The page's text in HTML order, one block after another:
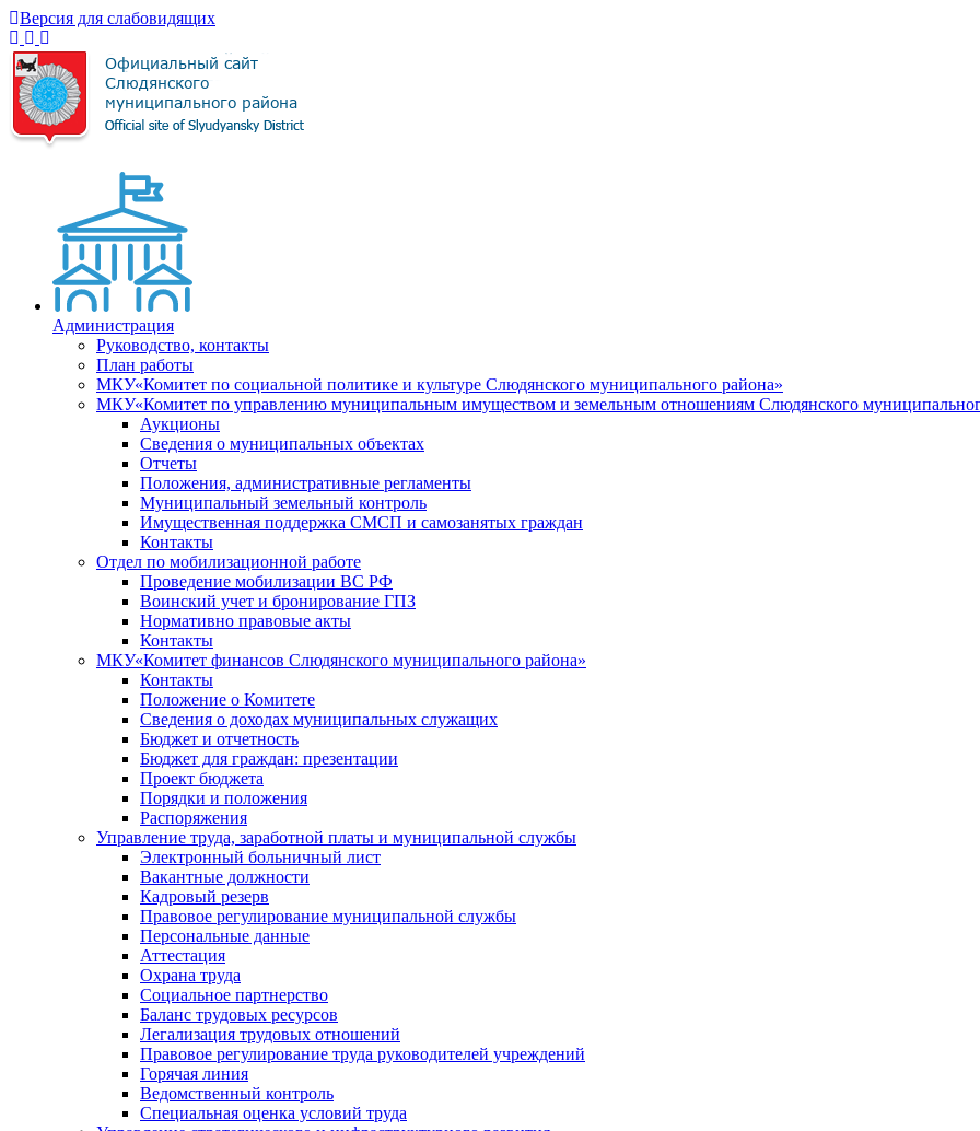
Версия для слабовидящих
Администрация
Руководство, контакты
План работы
МКУ«Комитет по социальной политике и культуре Слюдянского муниципального района»
МКУ«Комитет по управлению муниципальным имуществом и земельным отношениям Слюдянского
Аукционы
Сведения о муниципальных объектах
Отчеты
Положения, административные регламенты
Муниципальный земельный контроль
Имущественная поддержка СМСП и самозанятых граждан
Контакты
Отдел по мобилизационной работе
Проведение мобилизации ВС РФ
Воинский учет и бронирование ГПЗ
Нормативно правовые акты
Контакты
МКУ«Комитет финансов Слюдянского муниципального района»
Контакты
Положение о Комитете
Сведения о доходах муниципальных служащих
Бюджет и отчетность
Бюджет для граждан: презентации
Проект бюджета
Порядки и положения
Распоряжения
Управление труда, заработной платы и муниципальной службы
Электронный больничный лист
Вакантные должности
Кадровый резерв
Правовое регулирование муниципальной службы
Персональные данные
Аттестация
Охрана труда
Социальное партнерство
Баланс трудовых ресурсов
Легализация трудовых отношений
Правовое регулирование труда руководителей учреждений
Горячая линия
Ведомственный контроль
Специальная оценка условий труда